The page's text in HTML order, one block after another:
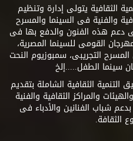
الثقافية يتولى إدارة وتنظيم
والفنية فى السينما والمسرح
دعم هذه الفنون والدفع بها فى
القومى للسينما المصرية،
التجريبى، سمبوزيوم النحت
سينما الطفل.....إلخ
الثقافية الشاملة بتقديم
والمراكز الثقافية والفنية
شباب الفنانين والأدباء فى
الثقافة.